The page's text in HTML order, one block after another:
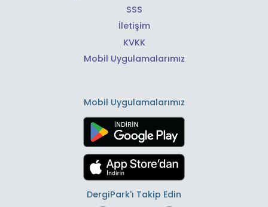
SSS
İletişim
KVKK
Mobil Uygulamalarımız
Mobil Uygulamalarımız
DergiPark'ı Takip Edin